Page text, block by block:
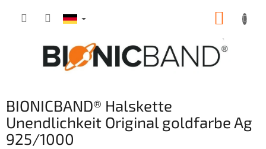
BIONICBAND® Halskette
Unendlichkeit Original goldfarbe Ag
925/1000